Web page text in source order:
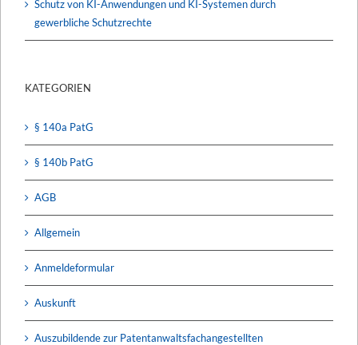
Schutz von KI-Anwendungen und KI-Systemen durch
gewerbliche Schutzrechte
KATEGORIEN
§ 140a PatG
§ 140b PatG
AGB
Allgemein
Anmeldeformular
Auskunft
Auszubildende zur Patentanwaltsfachangestellten